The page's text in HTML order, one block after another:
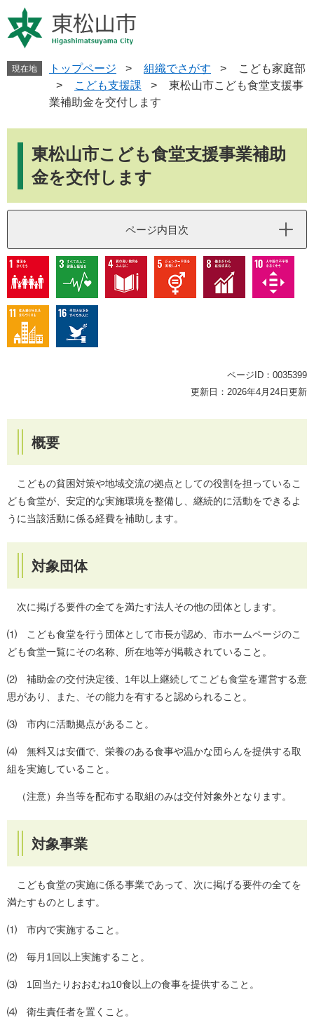
ー
ジ
ニ
ュ
現在地 トップページ > 組織でさがす >
こども家庭部
>
こども支援課 >
東松山市こども食堂支援事
業補助金を交付します
東松山市こども食堂支援事業補助
金を交付します
ページ内目次
ページID：0035399
更新日：2026年4月24日更新
概要
こどもの貧困対策や地域交流の拠点としての役割を担っているこ
ども食堂が、安定的な実施環境を整備し、継続的に活動をできるよ
うに当該活動に係る経費を補助します。
対象団体
次に掲げる要件の全てを満たす法人その他の団体とします。
⑴ こども食堂を行う団体として市長が認め、市ホームページのこ
ども食堂一覧にその名称、所在地等が掲載されていること。
⑵ 補助金の交付決定後、1年以上継続してこども食堂を運営する意
思があり、また、その能力を有すると認められること。
⑶ 市内に活動拠点があること。
⑷ 無料又は安価で、栄養のある食事や温かな団らんを提供する取
組を実施していること。
（注意）弁当等を配布する取組のみは交付対象外となります。
対象事業
こども食堂の実施に係る事業であって、次に掲げる要件の全てを
満たすものとします。
⑴ 市内で実施すること。
⑵ 毎月1回以上実施すること。
⑶ 1回当たりおおむね10食以上の食事を提供すること。
⑷ 衛生責任者を置くこと。